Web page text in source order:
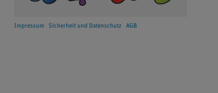
Impressum Sicherheit und Datenschutz AGB